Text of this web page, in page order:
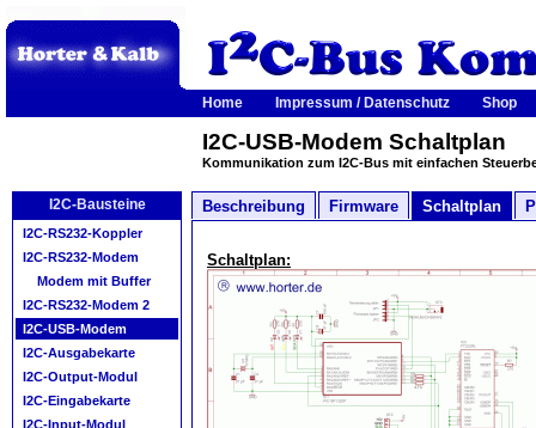
Home Impressum / Datenschutz Shop
I2C-USB-Modem Schaltplan
Kommunikation zum I2C-Bus mit einfachen
Beschreibung Firmware Schaltplan
I2C-Bausteine
I2C-RS232-Koppler
I2C-RS232-Modem
Modem mit Buffer
I2C-RS232-Modem 2
I2C-USB-Modem
I2C-Ausgabekarte
I2C-Output-Modul
I2C-Eingabekarte
I2C-Input-Modul
Schaltplan: